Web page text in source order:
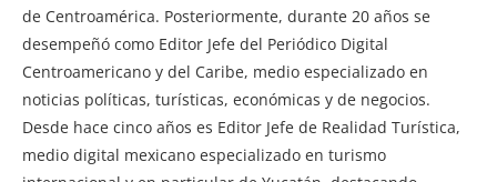
de Centroamérica. Posteriormente, durante 20 años se
desempeñó como Editor Jefe del Periódico Digital
Centroamericano y del Caribe, medio especializado en
noticias políticas, turísticas, económicas y de negocios.
Desde hace cinco años es Editor Jefe de Realidad Turística,
medio digital mexicano especializado en turismo